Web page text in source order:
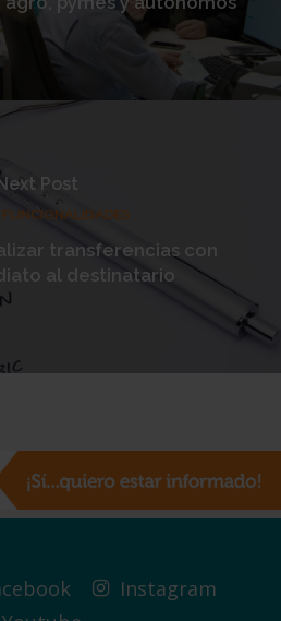
Post
transferencias con
al destinatario
Instagram